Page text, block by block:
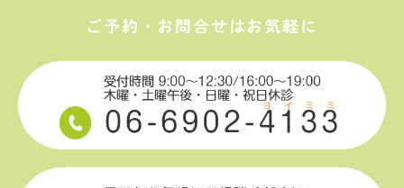
ご予約・お問合せはお気軽に